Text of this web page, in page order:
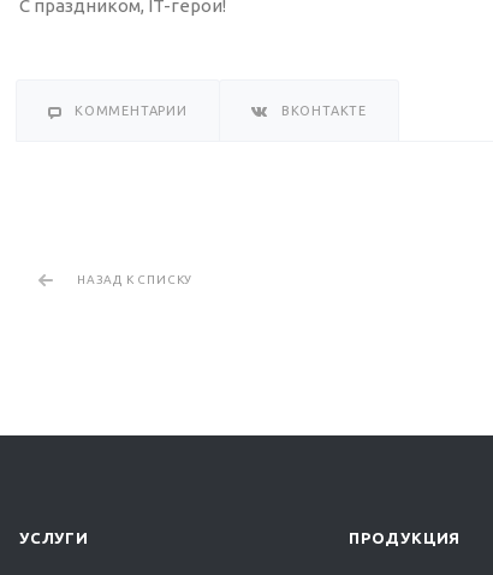
С праздником, IT-герои!
КОММЕНТАРИИ ВКОНТАКТЕ
НАЗАД К СПИСКУ
УСЛУГИ ПРОДУКЦИЯ